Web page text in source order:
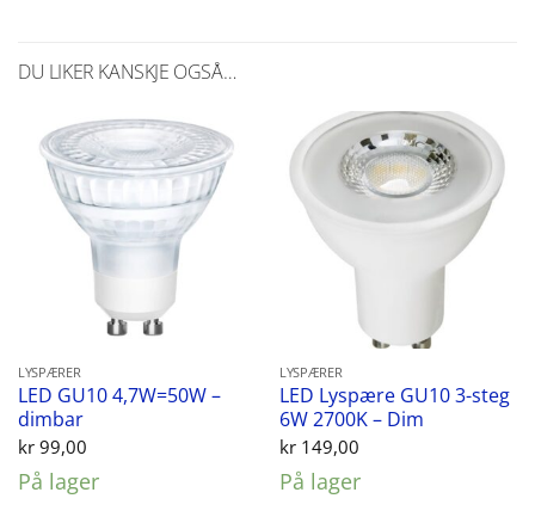
DU LIKER KANSKJE OGSÅ…
LYSPÆRER
LED GU10 4,7W=50W –
dimbar
kr99,00
På lager
LYSPÆRER
LED Lyspære GU10 3-steg
6W 2700K – Dim
kr149,00
På lager